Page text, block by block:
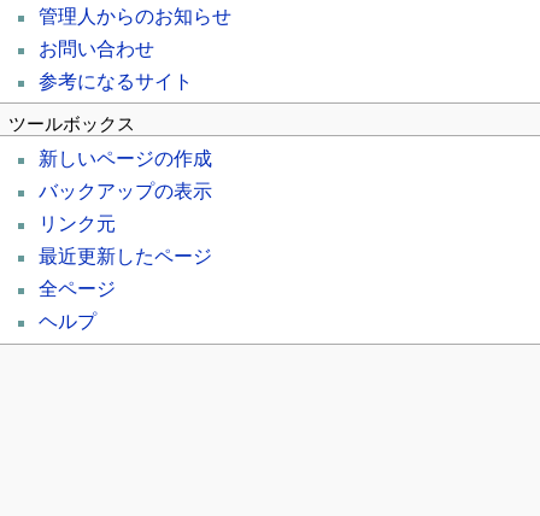
管理人からのお知らせ
お問い合わせ
参考になるサイト
ツールボックス
新しいページの作成
バックアップの表示
リンク元
最近更新したページ
全ページ
ヘルプ